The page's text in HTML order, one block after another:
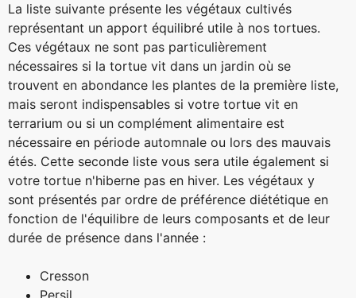
La liste suivante présente les végétaux cultivés
représentant un apport équilibré utile à nos tortues.
Ces végétaux ne sont pas particulièrement
nécessaires si la tortue vit dans un jardin où se
trouvent en abondance les plantes de la première liste,
mais seront indispensables si votre tortue vit en
terrarium ou si un complément alimentaire est
nécessaire en période automnale ou lors des mauvais
étés. Cette seconde liste vous sera utile également si
votre tortue n'hiberne pas en hiver. Les végétaux y
sont présentés par ordre de préférence diététique en
fonction de l'équilibre de leurs composants et de leur
durée de présence dans l'année :
Cresson
Persil